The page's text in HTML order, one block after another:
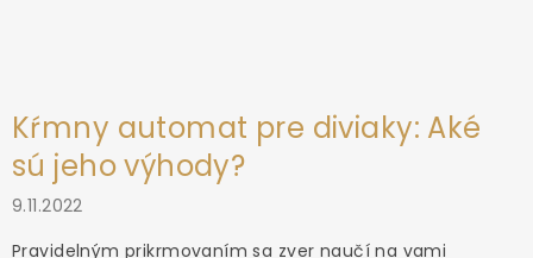
Kŕmny automat pre diviaky: Aké
sú jeho výhody?
9.11.2022
Pravidelným prikrmovaním sa zver naučí na vami